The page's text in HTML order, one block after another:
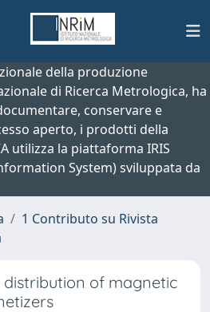
della produzione
di Ricerca Metrologica, ha
conservare e
aperto, i prodotti della
utilizza la piattaforma IRIS
System) sviluppata da
1 Contributo su Rivista
distribution of magnetic